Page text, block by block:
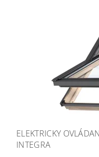
ELEKTRICKY
INTEGRA